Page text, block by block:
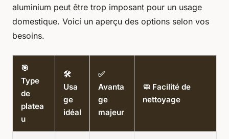
aluminium peut être trop imposant pour un usage
domestique. Voici un aperçu des options selon vos
besoins.
🎯
Type
de
platea
u
🛠️
Usa
ge
idéal
✅
Avanta
ge
majeur
🧼 Facilité de
nettoyage